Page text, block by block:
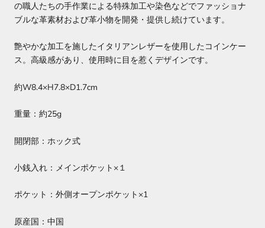
の職人たちの手作業による特殊加工や染色などでファッショナ
ブルな革素材および革小物を開発・提供し続けています。
艶やかな加工を施したイタリアンレザーを使用したコインケー
ス。高級感があり、使用時に目を惹くデザインです。
約W8.4×H7.8×D1.7cm
重量：約25g
開閉部：ホック式
小銭入れ：メインポケット×１
ポケット：外側オープンポケット×1
原産国：中国